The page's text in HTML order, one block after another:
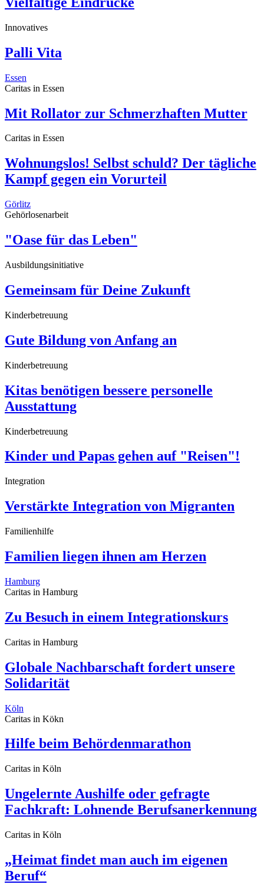
Innovatives
Palli Vita
Essen
Caritas in Essen
Mit Rollator zur Schmerzhaften Mutter
Caritas in Essen
Wohnungslos! Selbst schuld? Der tägliche
Kampf gegen ein Vorurteil
Görlitz
Gehörlosenarbeit
"Oase für das Leben"
Ausbildungsinitiative
Gemeinsam für Deine Zukunft
Kinderbetreuung
Gute Bildung von Anfang an
Kinderbetreuung
Kitas benötigen bessere personelle
Ausstattung
Kinderbetreuung
Kinder und Papas gehen auf "Reisen"!
Integration
Verstärkte Integration von Migranten
Familienhilfe
Familien liegen ihnen am Herzen
Hamburg
Caritas in Hamburg
Zu Besuch in einem Integrationskurs
Caritas in Hamburg
Globale Nachbarschaft fordert unsere
Solidarität
Köln
Caritas in Kökn
Hilfe beim Behördenmarathon
Caritas in Köln
Ungelernte Aushilfe oder gefragte
Fachkraft: Lohnende Berufsanerkennung
Caritas in Köln
„Heimat findet man auch im eigenen
Beruf“